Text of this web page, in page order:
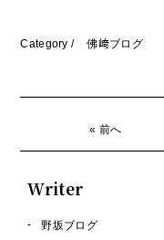
Category / 佛﨑ブログ
« 前へ
Writer
野坂ブログ